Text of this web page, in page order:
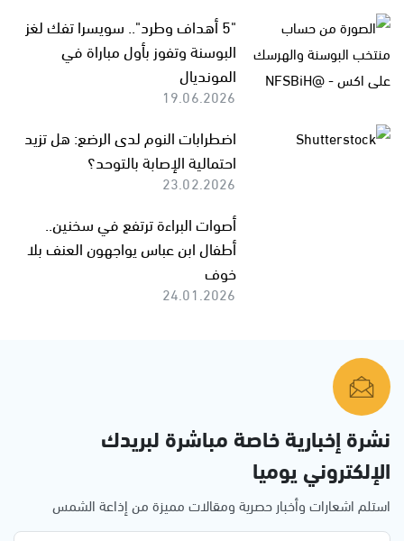
"5 أهداف وطرد".. سويسرا تفك لغز
البوسنة وتفوز بأول مباراة في
المونديال
19.06.2026
اضطرابات النوم لدى الرضع: هل تزيد
احتمالية الإصابة بالتوحد؟
23.02.2026
أصوات البراءة ترتفع في سخنين..
أطفال ابن عباس يواجهون العنف بلا
خوف
24.01.2026
نشرة إخبارية خاصة مباشرة لبريدك
الإلكتروني يوميا
استلم اشعارات وأخبار حصرية ومقالات مميزة من إذاعة الشمس